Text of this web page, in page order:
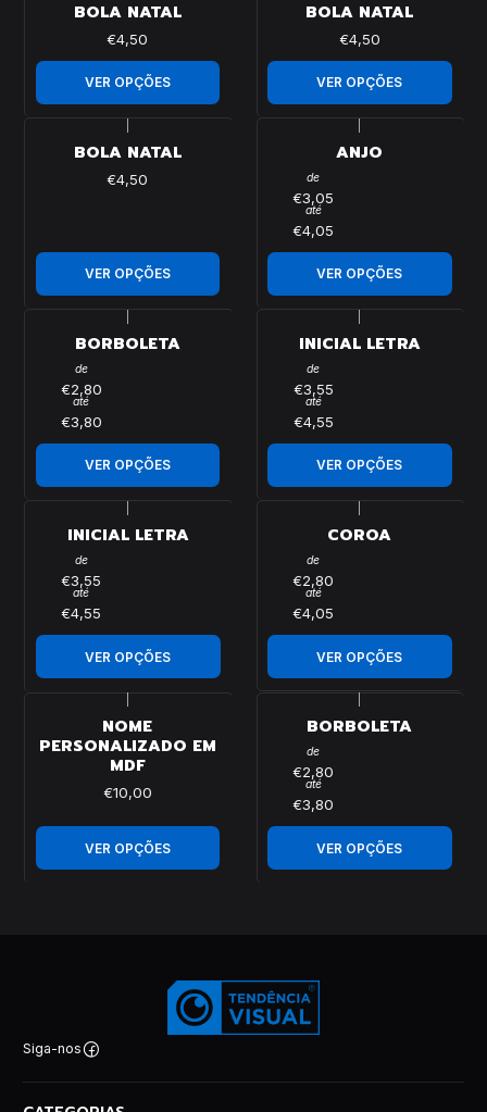
BOLA NATAL
€4,50
VER OPÇÕES
BOLA NATAL
€4,50
VER OPÇÕES
BOLA NATAL
€4,50
VER OPÇÕES
ANJO
de
€3,05
até
€4,05
VER OPÇÕES
BORBOLETA
de
€2,80
até
€3,80
VER OPÇÕES
INICIAL LETRA
de
€3,55
até
€4,55
VER OPÇÕES
INICIAL LETRA
de
€3,55
até
€4,55
VER OPÇÕES
COROA
de
€2,80
até
€4,05
VER OPÇÕES
NOME
PERSONALIZADO EM
MDF
€10,00
VER OPÇÕES
BORBOLETA
de
€2,80
até
€3,80
VER OPÇÕES
Siga-nos